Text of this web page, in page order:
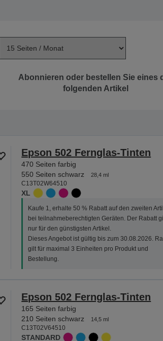
Abonnieren oder bestellen Sie eines
folgenden Artikel
Epson 502 Fernglas-Tinten
470 Seiten farbig
550 Seiten schwarz
28,4 ml
C13T02W64510
XL
Kaufe 1, erhalte 50 % Rabatt auf den zweiten
bei teilnahmeberechtigten Geräten. Der Rabatt
nur für den günstigsten Artikel.
Dieses Angebot ist gültig bis zum 30.08.2026.
gilt für maximal 3 Einheiten pro Produkt und
Bestellung.
Epson 502 Fernglas-Tinten
165 Seiten farbig
210 Seiten schwarz
14,5 ml
C13T02V64510
STANDARD